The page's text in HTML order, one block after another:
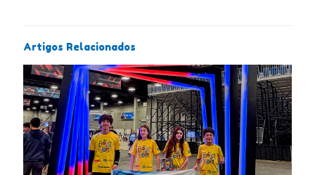
Artigos Relacionados